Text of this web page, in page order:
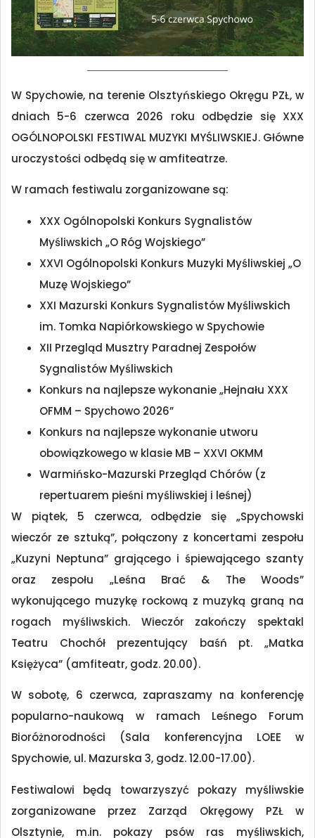
W Spychowie, na terenie Olsztyńskiego Okręgu PZŁ, w
dniach 5-6 czerwca 2026 roku odbędzie się XXX
OGÓLNOPOLSKI FESTIWAL MUZYKI MYŚLIWSKIEJ. Główne
uroczystości odbędą się w amfiteatrze.
W ramach festiwalu zorganizowane są:
XXX Ogólnopolski Konkurs Sygnalistów
Myśliwskich „O Róg Wojskiego”
XXVI Ogólnopolski Konkurs Muzyki Myśliwskiej „O
Muzę Wojskiego”
XXI Mazurski Konkurs Sygnalistów Myśliwskich
im. Tomka Napiórkowskiego w Spychowie
XII Przegląd Musztry Paradnej Zespołów
Sygnalistów Myśliwskich
Konkurs na najlepsze wykonanie „Hejnału XXX
OFMM – Spychowo 2026”
Konkurs na najlepsze wykonanie utworu
obowiązkowego w klasie MB – XXVI OKMM
Warmińsko-Mazurski Przegląd Chórów (z
repertuarem pieśni myśliwskiej i leśnej)
W piątek, 5 czerwca, odbędzie się „Spychowski
wieczór ze sztuką”, połączony z koncertami zespołu
„Kuzyni Neptuna” grającego i śpiewającego szanty
oraz zespołu „Leśna Brać & The Woods”
wykonującego muzykę rockową z muzyką graną na
rogach myśliwskich. Wieczór zakończy spektakl
Teatru Chochół prezentujący baśń pt. „Matka
Księżyca” (amfiteatr, godz. 20.00).
W sobotę, 6 czerwca, zapraszamy na konferencję
popularno-naukową w ramach Leśnego Forum
Bioróżnorodności (Sala konferencyjna LOEE w
Spychowie, ul. Mazurska 3, godz. 12.00-17.00).
Festiwalowi będą towarzyszyć pokazy myśliwskie
zorganizowane przez Zarząd Okręgowy PZŁ w
Olsztynie, m.in. pokazy psów ras myśliwskich,